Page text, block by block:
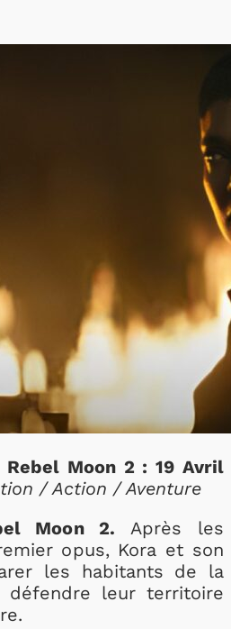
Moon 2 : 19 Avril
/ Action / Aventure
Moon 2.Après les
opus, Kora et son
les habitants de la
leur territoire